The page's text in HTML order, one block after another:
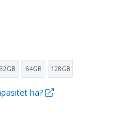
32GB 64GB 128GB
ha?